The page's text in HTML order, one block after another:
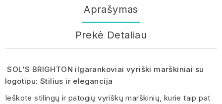
Aprašymas
Prekė Detaliau
SOL'S BRIGHTON ilgarankoviai vyriški marškiniai su
logotipu: Stilius ir elegancija
Ieškote stilingų ir patogių vyriškų marškinių, kurie taip pat